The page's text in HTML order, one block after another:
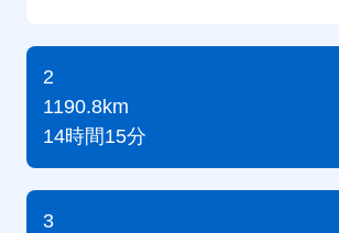
2
1190.8km
14時間15分
3